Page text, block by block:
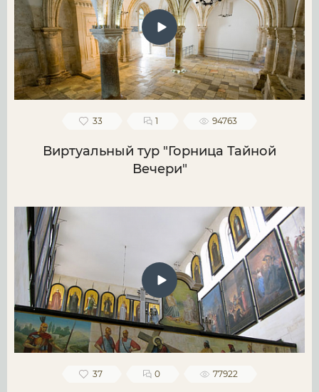
33 1 94763
Виртуальный тур "Горница Тайной
Вечери"
37 0 77922